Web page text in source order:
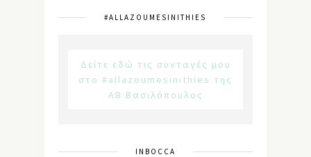
#ALLAZOUMESINITHIES
Δείτε εδώ τις συνταγές μου
στο #allazoumesinithies της
ΑΒ Βασιλόπουλος
INBOCCA